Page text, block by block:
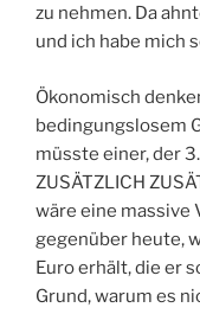
zu nehmen. Da
und ich habe mich
Ökonomisch
bedingungslosem
müsste einer, der
ZUSÄTZLICH
wäre eine massive
gegenüber heute,
Euro erhält, die er
Grund, warum es